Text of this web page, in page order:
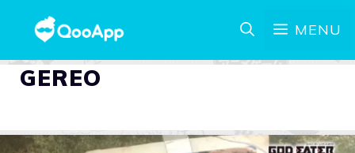
MENU
GEREO